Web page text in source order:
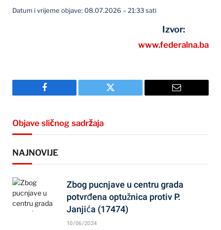
Datum i vrijeme objave: 08.07.2026 – 21:33 sati
Izvor:
www.federalna.ba
Facebook Twitter Email
Objave sličnog sadržaja
NAJNOVIJE
Zbog pucnjave u centru grada
potvrđena optužnica protiv P.
Janjića (17474)
10/06/2024